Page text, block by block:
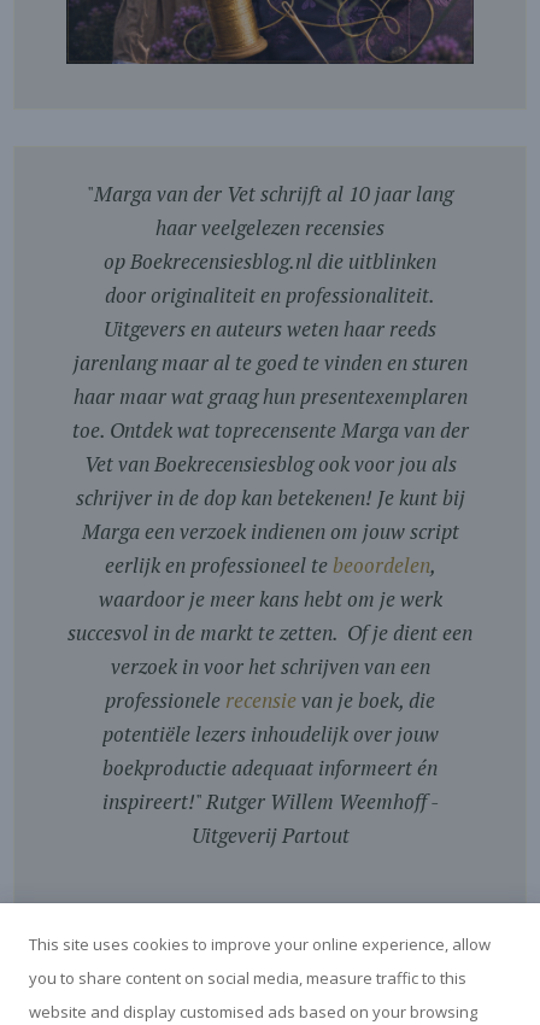
"Marga van der Vet schrijft al 10 jaar lang
haar veelgelezen recensies
op Boekrecensiesblog.nl die uitblinken
door originaliteit en professionaliteit.
Uitgevers en auteurs weten haar reeds
jarenlang maar al te goed te vinden en sturen
haar maar wat graag hun presentexemplaren
toe. Ontdek wat toprecensente Marga van der
Vet van Boekrecensiesblog ook voor jou als
schrijver in de dop kan betekenen! Je kunt bij
Marga een verzoek indienen om jouw script
eerlijk en professioneel te beoordelen,
waardoor je meer kans hebt om je werk
succesvol in de markt te zetten. Of je dient een
verzoek in voor het schrijven van een
professionele recensievan je boek, die
potentiële lezers inhoudelijk over jouw
boekproductie adequaat informeert én
inspireert!"Rutger Willem Weemhoff -
Uitgeverij Partout
This site uses cookies to improve your online experience, allow
you to share content on social media, measure traffic to this
website and display customised ads based on your browsing